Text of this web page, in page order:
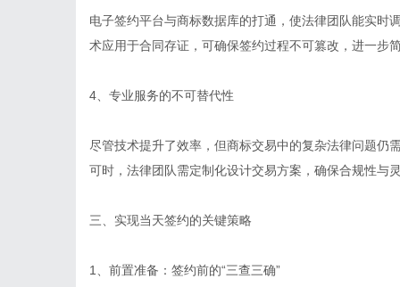
电子签约平台与商标数据库的打通，使法律团队能实时
术应用于合同存证，可确保签约过程不可篡改，进一步
4、专业服务的不可替代性
尽管技术提升了效率，但商标交易中的复杂法律问题仍
可时，法律团队需定制化设计交易方案，确保合规性与
三、实现当天签约的关键策略
1、前置准备：签约前的“三查三确”